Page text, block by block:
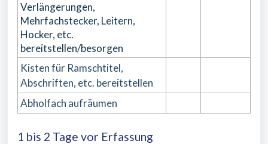
Verlängerungen,
Mehrfachstecker, Leitern,
Hocker, etc.
bereitstellen/besorgen
Kisten für Ramschtitel,
Abschriften, etc. bereitstellen
Abholfach aufräumen
1 bis 2 Tage vor Erfassung